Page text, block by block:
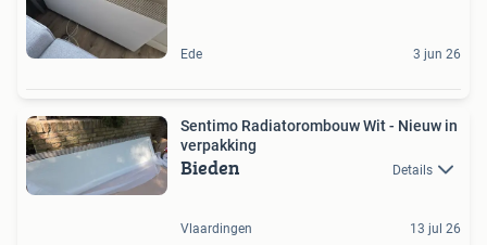
Ede 3 jun 26
Sentimo Radiatorombouw Wit - Nieuw in
verpakking
Bieden Details
Vlaardingen 13 jul 26